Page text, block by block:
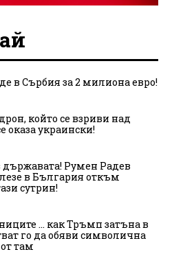
в Сърбия за 2 милиона евро!
който се взриви над
оказа украински!
Румен Радев
в България откъм
сутрин!
… как Тръмп затъна в
го да обяви символична
там